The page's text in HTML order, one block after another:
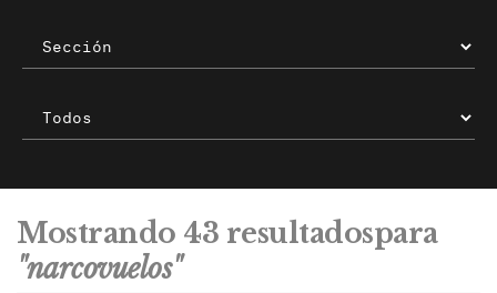
Mostrando 43 resultadospara
"narcovuelos"